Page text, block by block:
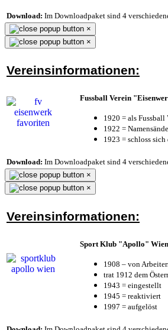
Download: Im Downloadpaket sind 4
×
×
Vereinsinformationen:
Fussball Verein
1920 = als
1922 =
1923 = schloss
Download: Im Downloadpaket sind 4
×
×
Vereinsinformationen:
Sport Klub "Apollo" Wien
1908 – von
trat 1912 dem
1943 = eingestellt
1945 = reaktiviert
1997 = aufgelöst